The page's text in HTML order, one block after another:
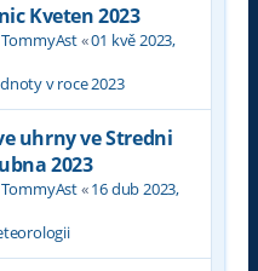
Kveten 2023
TommyAst«01 kvě 2023,
v roce 2023
uhrny ve Stredni
2023
TommyAst«16 dub 2023,